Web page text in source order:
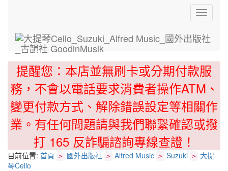
Toggle
提醒您：本店並無刷卡或分期付款服
務，不會以電話要求消費者操作ATM、
變更付款方式、解除錯誤設定等相關作
業。有任何問題請與我們聯繫確認或撥
打 165 反詐騙諮詢專線查證！
目前位置: 首頁 > 國外出版社 > Alfred Music > Suzuki > 大提
琴Cello